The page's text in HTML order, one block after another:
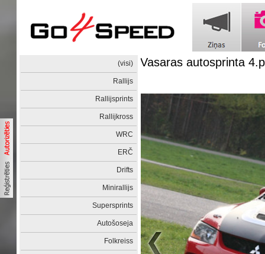
(visi)
Rallijs
Rallijsprints
Rallijkross
WRC
ERČ
Drifts
Minirallijs
Supersprints
Autošoseja
Folkreiss
Vasaras autosprinta